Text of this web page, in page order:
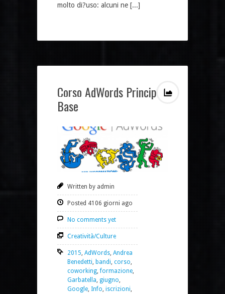
molto di?uso: alcuni ne [...]
Corso AdWords Principi
Base
Written by admin
Posted 4106 giorni ago
No comments yet
Creatività/Culture
2015, AdWords, Andrea
Benedetti, bandi, corso,
coworking,formazione,
Garbatella, giugno,
Google, Info, iscrizioni,